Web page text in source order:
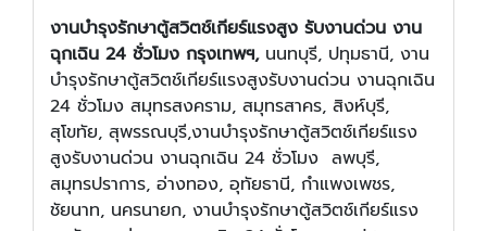
งานบำรุงรักษาตู้สวิตช์เกียร์แรงสูง รับงานด่วน งาน
ฉุกเฉิน 24 ชั่วโมง กรุงเทพฯ, นนทบุรี, ปทุมธานี, งาน
บำรุงรักษาตู้สวิตช์เกียร์แรงสูงรับงานด่วน งานฉุกเฉิน
24 ชั่วโมง สมุทรสงคราม, สมุทรสาคร, สิงห์บุรี,
สุโขทัย, สุพรรณบุรี,งานบำรุงรักษาตู้สวิตช์เกียร์แรง
สูงรับงานด่วน งานฉุกเฉิน 24 ชั่วโมง ลพบุรี,
สมุทรปราการ, อ่างทอง, อุทัยธานี, กำแพงเพชร,
ชัยนาท, นครนายก, งานบำรุงรักษาตู้สวิตช์เกียร์แรง